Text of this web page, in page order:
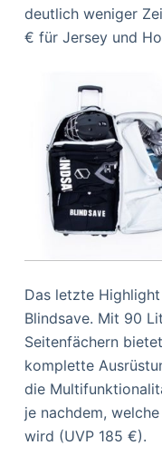
deutlich weniger
€ für Jersey und
Das letzte
Blindsave. Mit 90
Seitenfächern
komplette
die
je nachdem,
wird (UVP 185 €).